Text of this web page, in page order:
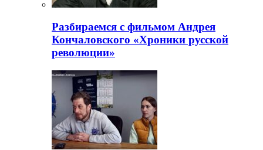
Разбираемся с фильмом Андрея
Кончаловского «Хроники русской
революции»